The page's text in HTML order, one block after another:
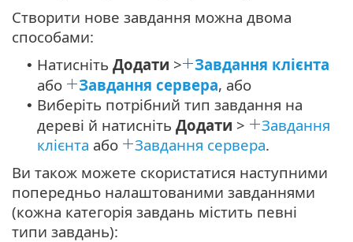
Створити нове завдання можна двома
способами:
• Натисніть Додати >
Завдання клієнта
або
Завдання сервера, або
• Виберіть потрібний тип завдання на
дереві й натисніть Додати >
Завдання
клієнта або Завдання сервера.
Ви також можете скористатися наступними
попередньо налаштованими завданнями
(кожна категорія завдань містить певні
типи завдань):